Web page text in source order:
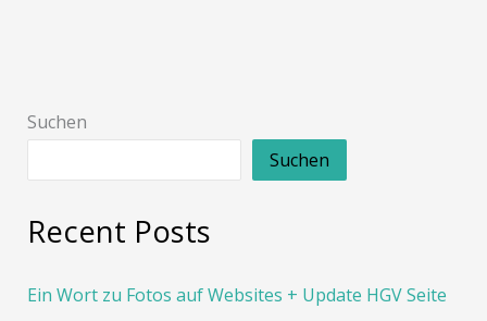
Suchen
Suchen
Recent Posts
Ein Wort zu Fotos auf Websites + Update HGV Seite